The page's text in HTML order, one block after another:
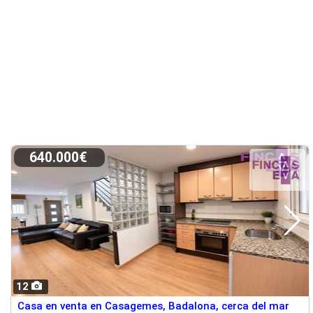
12
640.000€
Casa en venta en Casagemes, Badalona, cerca del mar